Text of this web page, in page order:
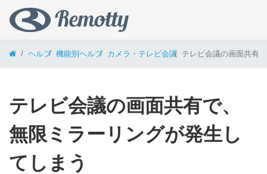
コンテンツへスキップ
ヘルプ 機能別ヘルプ カメラ・テレビ会議 テレビ会議の画面共有
テレビ会議の画面共有で、
無限ミラーリングが発生し
てしまう